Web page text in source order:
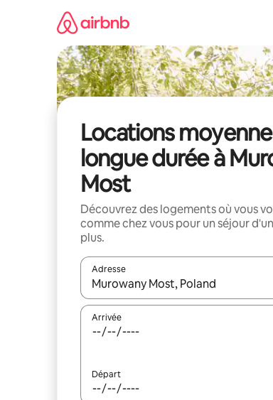
Locations
longue durée à
Most
Découvrez des logements où vous
comme chez vous pour un séjour
plus.
Adresse
Lorsque les résultats s'affichent,
Arrivée
Départ